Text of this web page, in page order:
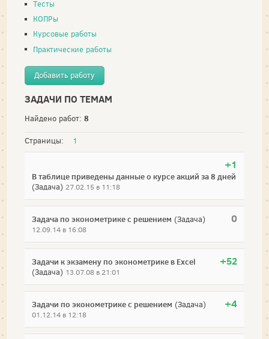
Тесты
КОПРы
Курсовые работы
Практические работы
Добавить работу
ЗАДАЧИ ПО ТЕМАМ
Найдено работ: 8
Страницы: 1
+1
В таблице приведены данные о курсе акций за 8 дней
(Задача) 27.02.15 в 11:18
0
Задача по эконометрике с решением (Задача)
12.09.14 в 16:08
+52
Задачи к экзамену по эконометрике в Excel
(Задача) 13.07.08 в 21:01
+4
Задачи по эконометрике с решением (Задача)
01.12.14 в 12:18